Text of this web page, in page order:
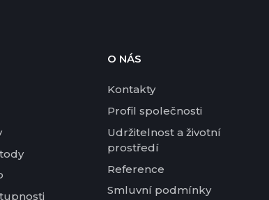
O NÁS
Kontakty
Profil společnosti
Udržitelnost a životní
prostředí
Reference
Smluvní podmínky